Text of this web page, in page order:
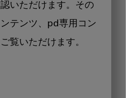
いただけます。その
テンツ、pd専用コン
覧いただけます。